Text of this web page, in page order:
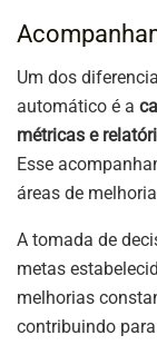
Um dos
automático é a
métricas e
Esse
áreas de
A tomada de
metas
melhorias
contribuindo